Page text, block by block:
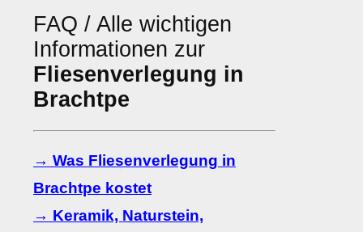
FAQ / Alle wichtigen
Informationen zur
Fliesenverlegung in
Brachtpe
→ Was Fliesenverlegung in
Brachtpe kostet
→ Keramik, Naturstein,